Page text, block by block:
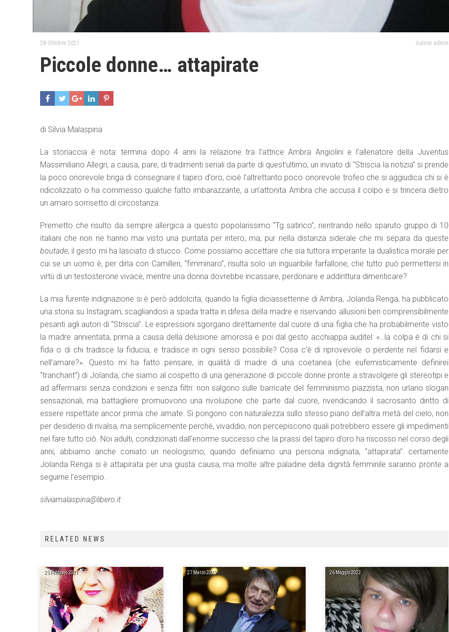
28 Ottobre 2021 Autore: admin
Piccole donne… attapirate
di Silvia Malaspina
La storiaccia è nota: termina dopo 4 anni la relazione tra l’attrice Ambra Angiolini e l’allenatore della Juventus
Massimiliano Allegri, a causa, pare, di tradimenti seriali da parte di quest’ultimo; un inviato di “Striscia la notizia” si prende
la poco onorevole briga di consegnare il tapiro d’oro, cioè l’altrettanto poco onorevole trofeo che si aggiudica chi si è
ridicolizzato o ha commesso qualche fatto imbarazzante, a un’attonita Ambra che accusa il colpo e si trincera dietro
un amaro sorrisetto di circostanza.
Premetto che risulto da sempre allergica a questo popolarissimo “Tg satirico”, rientrando nello sparuto gruppo di 10
italiani che non ne hanno mai visto una puntata per intero, ma, pur nella distanza siderale che mi separa da queste
boutade, il gesto mi ha lasciato di stucco. Come possiamo accettare che sia tuttora imperante la dualistica morale per
cui se un uomo è, per dirla con Camilleri, “fimminaro”, risulta solo un inguaribile farfallone, che tutto può permettersi in
virtù di un testosterone vivace, mentre una donna dovrebbe incassare, perdonare e addirittura dimenticare?
La mia furente indignazione si è però addolcita, quando la figlia diciassettenne di Ambra, Jolanda Renga, ha pubblicato
una storia su Instagram, scagliandosi a spada tratta in difesa della madre e riservando allusioni ben comprensibilmente
pesanti agli autori di “Striscia”. Le espressioni sgorgano direttamente dal cuore di una figlia che ha probabilmente visto
la madre annientata, prima a causa della delusione amorosa e poi dal gesto acchiappa auditel: «…la colpa è di chi si
fida o di chi tradisce la fiducia, e tradisce in ogni senso possibile? Cosa c’è di riprovevole o perdente nel fidarsi e
nell’amare?». Questo mi ha fatto pensare, in qualità di madre di una coetanea (che eufemisticamente definirei
“tranchant”) di Jolanda, che siamo al cospetto di una generazione di piccole donne pronte a stravolgere gli stereotipi e
ad affermarsi senza condizioni e senza filtri: non salgono sulle barricate del femminismo piazzista, non urlano slogan
sensazionali, ma battagliere promuovono una rivoluzione che parte dal cuore, rivendicando il sacrosanto diritto di
essere rispettate ancor prima che amate. Si pongono con naturalezza sullo stesso piano dell’altra metà del cielo, non
per desiderio di rivalsa, ma semplicemente perché, vivaddio, non percepiscono quali potrebbero essere gli impedimenti
nel fare tutto ciò. Noi adulti, condizionati dall’enorme successo che la prassi del tapiro d’oro ha riscosso nel corso degli
anni, abbiamo anche coniato un neologismo, quando definiamo una persona indignata, “attapirata”: certamente
Jolanda Renga si è attapirata per una giusta causa, ma molte altre paladine della dignità femminile saranno pronte a
seguirne l’esempio.
silviamalaspina@libero.it
RELATED NEWS
25 Febbraio 2021 27 Marzo 2025 26 Maggio 2022